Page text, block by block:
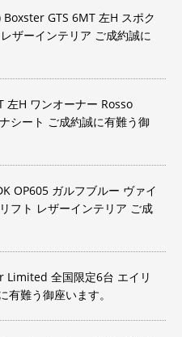
GTS 6MT 左H スポク
ザーインテリア ご成約誠に
H ワンオーナー Rosso
シート ご成約誠に有難う御
OP605 ガルフブルー ヴァイ
フト レザーインテリア ご成
Limited 全国限定6台 エイリ
難う御座います。